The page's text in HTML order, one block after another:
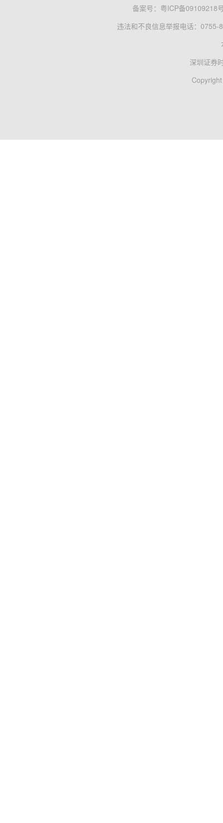
备案号： 粤ICP备09109218
违法和不良信息举报电话：0755-
深圳证券